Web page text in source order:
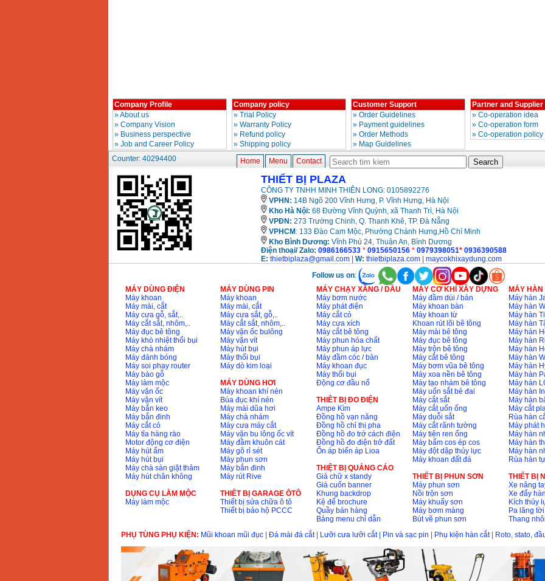
Dong co xang Honda
Price
May mai 100mm
Makita 9553B (710W)
:1296000
Company Profile
»About us
» Company Vision
» Business perspective
» Job and Career Policy
Company policy
» Trial Policy
» Warranty Policy
» Refund policy
» Shipping policy
Customer Support
» Order Guidelines
» Payment guidelines
» Order Methods
» Map Guidelines
Partner and Supplier
» Co-operation idea
» Co-operation form
» Co-operation policy
Counter: 40294400 Home Menu Contact
THIẾT BỊ PLAZA
CÔNG TY TNHH MINH THIÊN LONG: 0105892276
VPHN: 14B Ngõ 200 Vĩnh Hưng, P. Vĩnh Hưng, Hà Nội
Kho Hà Nội: 68 Đường Vĩnh Quỳnh, xã Thanh Trì, Hà Nội
VPĐN: 273 Trường Chinh, Q. Thanh Khê, TP. Đà Nẵng
VPHCM : 133 Đào Cam Mộc, Phường Chánh Hưng,Hồ Chí Minh
Kho Bình Dương: Vĩnh Phú 24, Thuận An, Bình Dương
Điện thoại/ Zalo: 0986166533 * 0915650156* 0979398051* 0936390588
E: thietbiplaza@gmail.com| W: thietbiplaza.com| maycokhixaydung.com
Follow us on:
MÁY DÙNG ĐIỆN
Máy khoan
Máy mài, cắt
Máy cưa gỗ, sắt,..
Máy cắt sắt, nhôm,..
Máy đục bê tông
Máy khò nhiệt thổi bụi
Máy chà nhám
Máy đánh bóng
Máy soi phay router
Máy bào gỗ
Máy làm mộc
Máy vặn ốc
Máy vặn vít
Máy bắn keo
Máy bắn đinh
Máy cắt cỏ
Máy tỉa hàng rào
Motor động cơ điện
Máy hút ẩm
Máy hút bụi
Máy chà sàn giặt thảm
Máy hút chân không
DỤNG CỤ LÀM MỘC
Máy làm mộc
MÁY DÙNG PIN
Máy khoan
Máy mài, cắt
Máy cưa sắt, gỗ,..
Máy cắt sắt, nhôm,..
Máy vặn ốc bulông
Máy vặn vít
Máy hút bụi
Máy thổi bụi
Máy dò kim loại
MÁY DÙNG HƠI
Máy khoan khí nén
Búa đục khí nén
Máy mài dũa hơi
Máy chà nhám
Máy cưa máy cắt
Máy vặn bu lông ốc vít
Máy đầm khuôn cát
Máy gõ rỉ sét
Máy phun sơn
Máy bắn đinh
Máy rút Rive
THIÊT BỊ GARAGE ÔTÔ
Thiết bị sửa chữa ô tô
Thiết bị bảo hộ PCCC
MÁY CHẠY XĂNG / DẦU
Máy bơm nước
Máy phát điện
Máy cắt cỏ
Máy cưa xích
Máy cắt bê tông
Máy phun hóa chất
Máy phun áp lực
Máy đầm cóc / bàn
Máy khoan đục
Máy thổi bụi
Động cơ đầu nổ
THIÊT BỊ ĐO ĐIỆN
Ampe Kìm
Đồng hồ vạn năng
Đồng hồ chỉ thị pha
Đồng hồ đo trở cách điện
Đồng hồ đo điện trở đất
Ổn áp biến áp Lioa
THIỆT BỊ QUẢNG CÁO
Giá chữ x standy
Giá cuốn banner
Khung backdrop
Kệ để brochure
Quầy bán hàng
Bảng menu chỉ dẫn
MÁY CƠ KHÍ XÂY DỰNG
Máy đầm dùi / bàn
Máy khoan bàn
Máy khoan từ
Khoan rút lõi bê tông
Máy mài bê tông
Máy đục bê tông
Máy trộn bê tông
Máy cắt bê tông
Máy bơm vũa bê tông
Máy xoa nền bê tông
Máy tạo nhám bê tông
Máy uốn sắt bẻ đai
Máy cắt sắt
Máy cắt uốn ống
Máy duỗi sắt
Máy cắt rãnh tường
Máy tiện ren ống
Máy bấm cos ép cos
Máy đột dập thủy lực
Máy khoan đất đá
THIẾT BỊ PHUN SƠN
Máy phun sơn
Nồi trộn sơn
Máy khuấy sơn
Máy bơm màng
Bút vẽ phun sơn
MÁY HÀN
Máy hàn
Máy hàn
Máy hàn
Máy hàn
Máy hàn
Máy hàn
Máy hàn
Máy hàn
Máy hàn
Máy hàn
Máy hàn
Máy hàn
Máy hàn
Máy cắt
Rùa hàn
Máy phát
Máy hàn
Máy hàn
Máy hàn
Rùa hàn
THIẾT BỊ
Xe nâng
Xe đẩy
Kích thủy
Pa lăng
Thang
PHỤ TÙNG PHỤ KIỆN: Mũi khoan mũi đục| Đá mài đá cắt| Lưỡi cưa lưỡi cắt| Pin và sạc pin Phụ kiện hàn cắt| Roto, stato,